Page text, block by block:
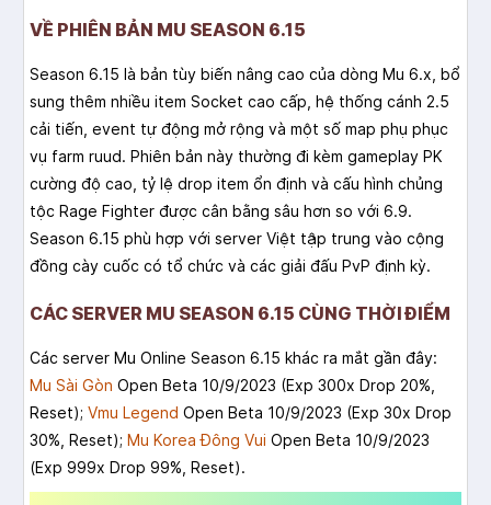
VỀ PHIÊN BẢN MU SEASON 6.15
Season 6.15 là bản tùy biến nâng cao của dòng Mu 6.x, bổ
sung thêm nhiều item Socket cao cấp, hệ thống cánh 2.5
cải tiến, event tự động mở rộng và một số map phụ phục
vụ farm ruud. Phiên bản này thường đi kèm gameplay PK
cường độ cao, tỷ lệ drop item ổn định và cấu hình chủng
tộc Rage Fighter được cân bằng sâu hơn so với 6.9.
Season 6.15 phù hợp với server Việt tập trung vào cộng
đồng cày cuốc có tổ chức và các giải đấu PvP định kỳ.
CÁC SERVER MU SEASON 6.15 CÙNG THỜI ĐIỂM
Các server Mu Online Season 6.15 khác ra mắt gần đây:
Mu Sài Gòn Open Beta 10/9/2023 (Exp 300x Drop 20%,
Reset); Vmu Legend Open Beta 10/9/2023 (Exp 30x Drop
30%, Reset); Mu Korea Đông Vui Open Beta 10/9/2023
(Exp 999x Drop 99%, Reset).